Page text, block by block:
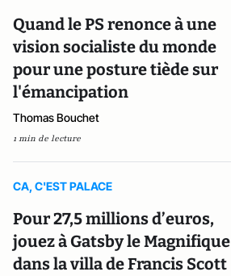
Quand le PS renonce à une
vision socialiste du monde
pour une posture tiède sur
l'émancipation
Thomas Bouchet
1 min de lecture
CA, C'EST PALACE
Pour 27,5 millions d’euros,
jouez à Gatsby le Magnifique
dans la villa de Francis Scott